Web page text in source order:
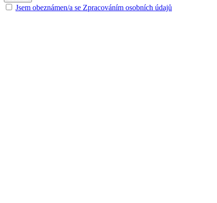
Jsem obeznámen/a se Zpracováním osobních údajů